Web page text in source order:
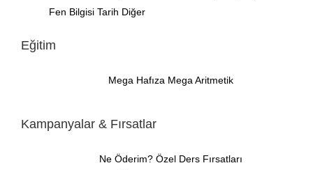
Fen Bilgisi Tarih Diğer
Eğitim
Mega Hafıza Mega Aritmetik
Kampanyalar & Fırsatlar
Ne Öderim? Özel Ders Fırsatları